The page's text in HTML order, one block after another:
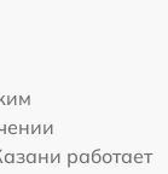
работает